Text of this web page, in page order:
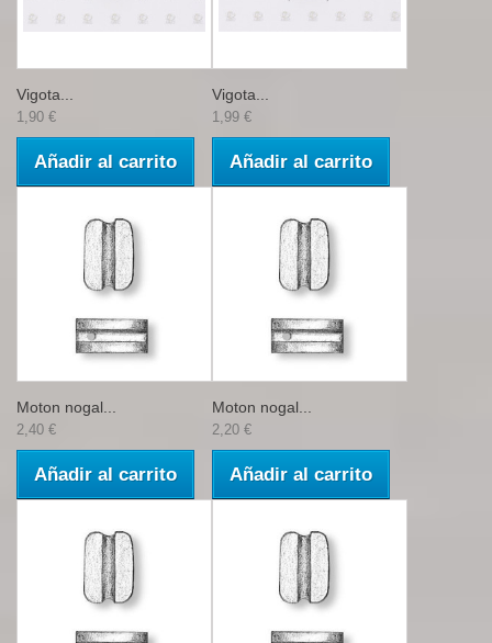
Vigota...
1,90 €
Añadir al carrito
Vigota...
1,99 €
Añadir al carrito
Moton nogal...
2,40 €
Añadir al carrito
Moton nogal...
2,20 €
Añadir al carrito